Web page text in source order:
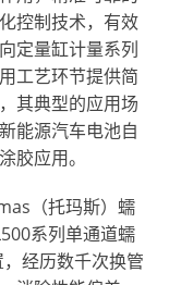
控制技术，有效
定量缸计量系列
工艺环节提供简
其典型的应用场
能源汽车电池自
胶应用。
（托玛斯）蠕
系列单通道蠕
经历数千次换管